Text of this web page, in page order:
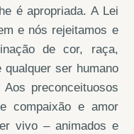
é apropriada. A Lei
e nós rejeitamos e
de cor, raça,
ser humano
preconceituosos
compaixão e amor
vivo – animados e